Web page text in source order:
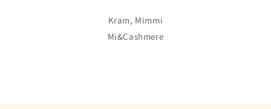
Kram, Mimmi
Mi&Cashmere